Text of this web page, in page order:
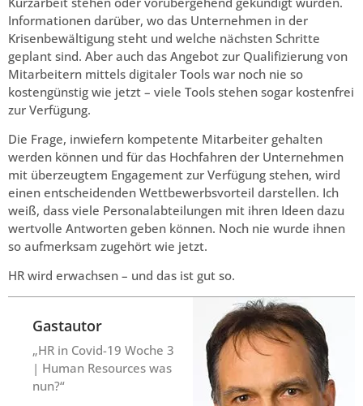
Informationen darüber, wo das Unternehmen in der
Krisenbewältigung steht und welche nächsten Schritte
geplant sind. Aber auch das Angebot zur Qualifizierung von
Mitarbeitern mittels digitaler Tools war noch nie so
kostengünstig wie jetzt – viele Tools stehen sogar kostenfrei
zur Verfügung.
Die Frage, inwiefern kompetente Mitarbeiter gehalten
werden können und für das Hochfahren der Unternehmen
mit überzeugtem Engagement zur Verfügung stehen, wird
einen entscheidenden Wettbewerbsvorteil darstellen. Ich
weiß, dass viele Personalabteilungen mit ihren Ideen dazu
wertvolle Antworten geben können. Noch nie wurde ihnen
so aufmerksam zugehört wie jetzt.
HR wird erwachsen – und das ist gut so.
Gastautor
„HR in Covid-19 Woche 3
| Human Resources was
nun?“